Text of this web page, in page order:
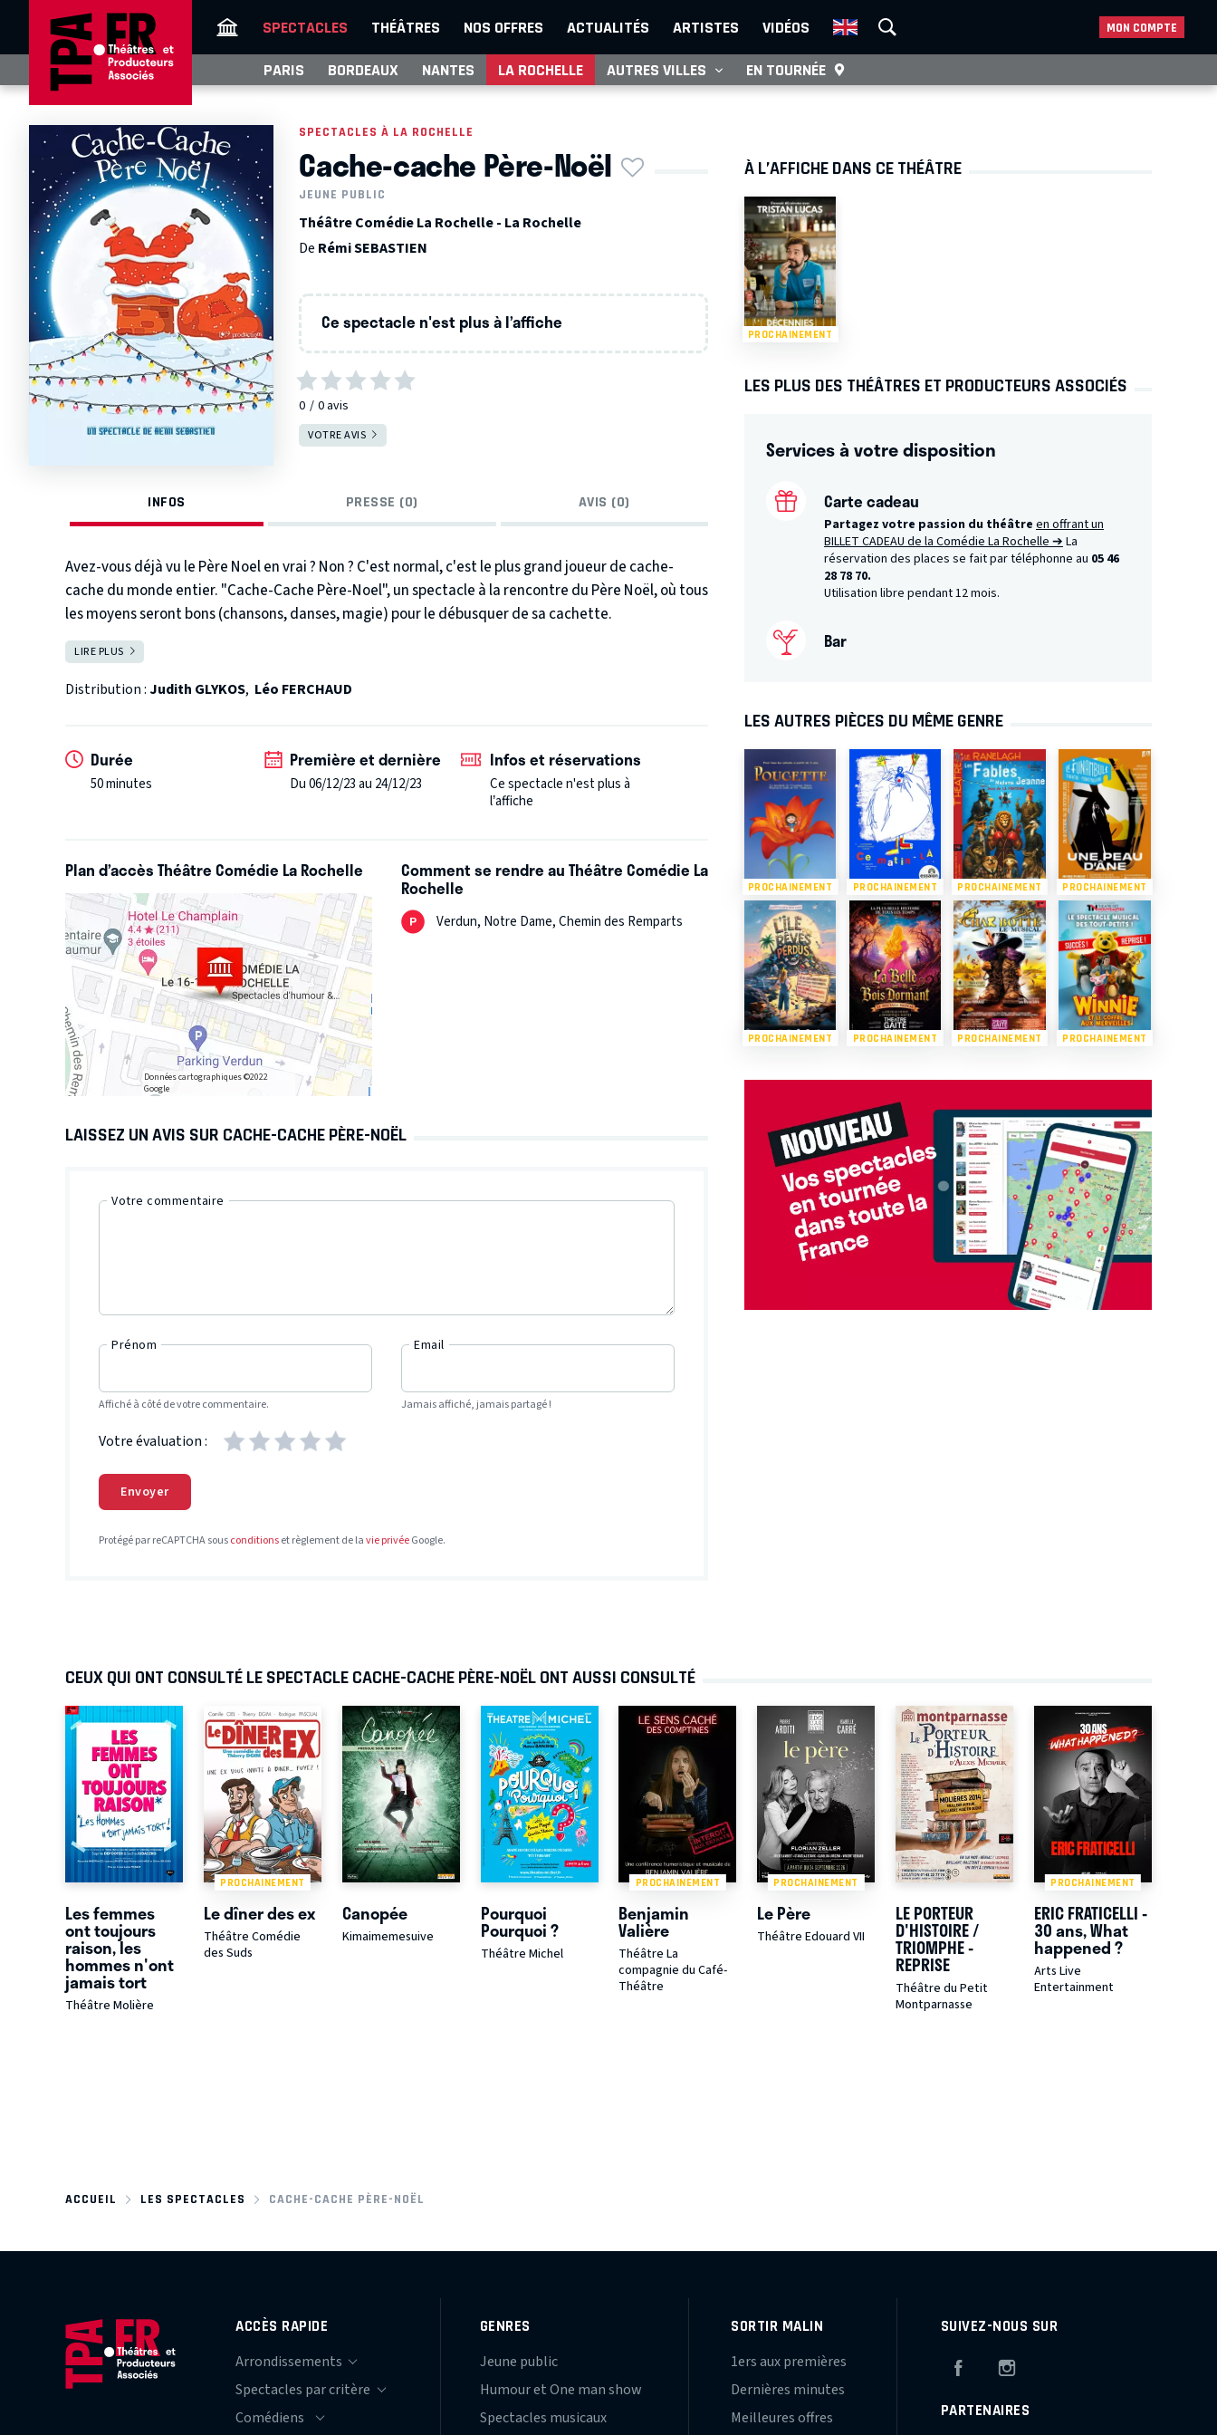
SPECTACLES THÉÂTRES NOS OFFRES ACTUALITÉS ARTISTES VIDÉOS MON COMPTE
PARIS BORDEAUX NANTES LA ROCHELLE AUTRES VILLES EN TOURNÉE
SPECTACLES À LA ROCHELLE
Cache-cache Père-Noël
JEUNE PUBLIC
Théâtre Comédie La Rochelle - La Rochelle
De Rémi SEBASTIEN
Ce spectacle n'est plus à l’affiche
0 0avis
VOTRE AVIS
INFOS PRESSE (0) AVIS (0)
Avez-vous déjà vu le Père Noel en vrai ? Non ? C'est normal, c'est le plus grand joueur de cache-
cache du monde entier. "Cache-Cache Père-Noel", un spectacle à la rencontre du Père Noël, où tous
les moyens seront bons (chansons, danses, magie) pour le débusquer de sa cachette.
LIRE PLUS
Distribution :Judith GLYKOS, Léo FERCHAUD
Durée
50 minutes
Première et dernière
Du 06/12/23 au 24/12/23
Infos et réservations
Ce spectacle n'est plus à
l’affiche
Plan d’accès Théâtre Comédie La Rochelle
Données cartographiques ©2022
Google
Comment se rendre au Théâtre Comédie La
Rochelle
Verdun, Notre Dame, Chemin des Remparts
LAISSEZ UN AVIS SUR CACHE-CACHE PÈRE-NOËL
Votre commentaire
Prénom
Affiché à côté de votre commentaire.
Email
Jamais affiché, jamais partagé !
Votre évaluation :
Envoyer
Protégé par reCAPTCHA sousconditionset règlement de lavie privéeGoogle.
À L’AFFICHE DANS CE THÉÂTRE
PROCHAINEMENT
LES PLUS DES THÉÂTRES ET PRODUCTEURS ASSOCIÉS
Services à votre disposition
Carte cadeau
Partagez votre passion du théâtre en offrant un
BILLET CADEAU de la Comédie La Rochelle ➔La
réservation des places se fait par téléphonne au 05 46
28 78 70.
Utilisation libre pendant 12 mois.
Bar
LES AUTRES PIÈCES DU MÊME GENRE
PROCHAINEMENT PROCHAINEMENT PROCHAINEMENT PROCHAINEMENT
PROCHAINEMENT PROCHAINEMENT PROCHAINEMENT PROCHAINEMENT
CEUX QUI ONT CONSULTÉ LE SPECTACLE CACHE-CACHE PÈRE-NOËL ONT AUSSI CONSULTÉ
Les femmes
ont toujours
raison, les
hommes n'ont
jamais tort
Théâtre Molière
PROCHAINEMENT
Le dîner des ex
Théâtre Comédie
des Suds
Canopée
Kimaimemesuive
Pourquoi
Pourquoi ?
Théâtre Michel
PROCHAINEMENT
Benjamin
Valière
Théâtre La
compagnie du Café-
Théâtre
PROCHAINEMENT
Le Père
Théâtre Edouard VII
LE PORTEUR
D'HISTOIRE /
TRIOMPHE -
REPRISE
Théâtre du Petit
Montparnasse
PROCHAINEMENT
ERIC FRATICELLI -
30 ans, What
happened ?
Arts Live
Entertainment
ACCUEIL LES SPECTACLES CACHE-CACHE PÈRE-NOËL
ACCÈS RAPIDE GENRES
Jeune public
Humour et One man show
Spectacles musicaux
SORTIR MALIN
1ers aux premières
Dernières minutes
Meilleures offres
SUIVEZ-NOUS SUR
Facebook
PARTENAIRES